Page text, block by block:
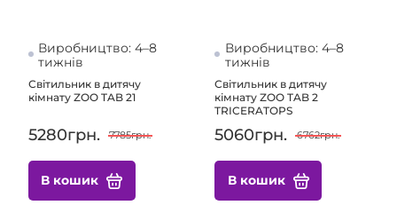
Виробництво: 4–8
тижнів
Світильник в дитячу
кімнату ZOO TAB 21
5280грн. 7785грн.
В кошик
Виробництво: 4–8
тижнів
Світильник в дитячу
кімнату ZOO TAB 2
TRICERATOPS
5060грн. 6762грн.
В кошик